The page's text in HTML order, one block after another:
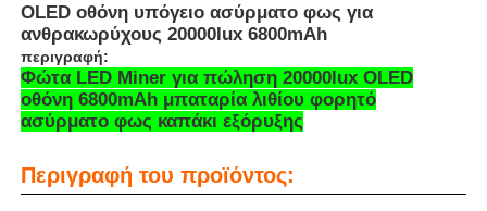
Αρχική Σελίδα
Προϊόντα
OLED οθόνη υπόγειο ασύρματο φως για
ανθρακωρύχους 20000lux 6800mAh
περιγραφή:
Φώτα LED Miner για πώληση 20000lux OLED
οθόνη 6800mAh μπαταρία λιθίου φορητό
ασύρματο φως καπάκι εξόρυξης
Περιγραφή του προϊόντος: